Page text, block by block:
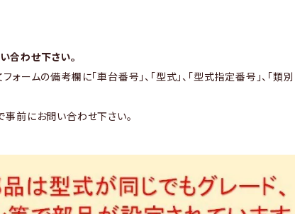
合わせ下さい。
ォームの備考欄に「車台番号」、「型式」、「型式指定番号」、「類
事前にお問い合わせ下さい。